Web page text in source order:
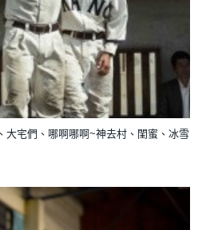
大宅們、哪啊哪啊~神去村、閨蜜、冰雪